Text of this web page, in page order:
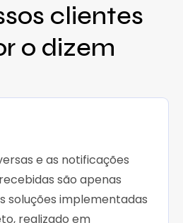
clientes
o dizem
e as notificações
são apenas
soluções implementadas
realizado em